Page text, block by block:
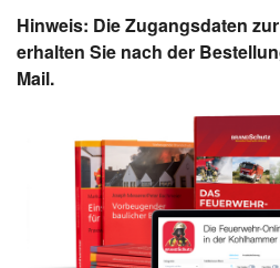
Hinweis: Die Zugangsdaten
erhalten Sie nach der
Mail.